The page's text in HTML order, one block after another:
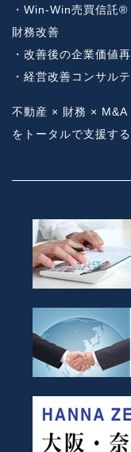
・Win-Win売買信託
財務改善
・改善後の企業価値
・経営改善コンサル
不動産 × 財務 × M&A
をトータルで支援す